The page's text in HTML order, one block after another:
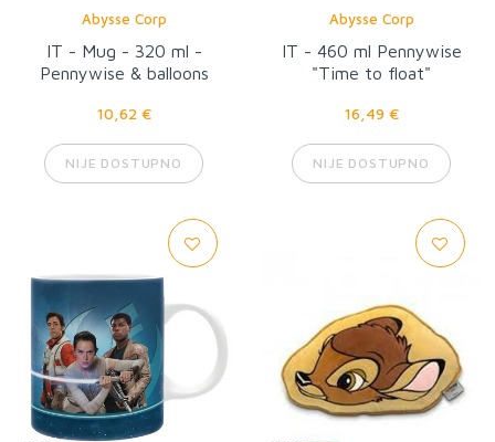
Abysse Corp
IT - Mug - 320 ml -
Pennywise & balloons
10,62 €
NIJE DOSTUPNO
Abysse Corp
IT - 460 ml Pennywise
"Time to float"
16,49 €
NIJE DOSTUPNO